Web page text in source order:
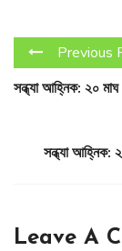
Previous
সন্ধ্যা আহ্নিক: ২০ মাঘ
সন্ধ্যা আহ্নিক:
Leave A